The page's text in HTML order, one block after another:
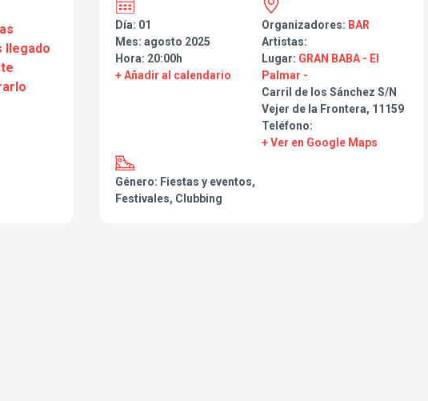
10€ anticipadas
15€ en puerta
💡 Entras antes de las 23h, en puerta solo 10€
Consigue la tuya aquí 👉 ticketandroll.com
👾 @doctor_fli · @barrioteca · @elisabethsanzgorrion ·
Colaboran: @subterraneoshop · @granbabaoficial
#mutantebeach #mutanteevents #cadiz #elpalmar
#granbaba #electrojarana #afrohouse #beachparty
llegado
Día: 01
Mes: agosto 2025
Hora: 20:00h
+ Añadir al calendario
Organizadores: BAR
Artistas:
Lugar: GRAN BABA - El
Palmar -
Carril de los Sánchez S/N
Vejer de la Frontera, 11159
Teléfono:
+ Ver en Google Maps
Género: Fiestas y eventos,
Festivales, Clubbing